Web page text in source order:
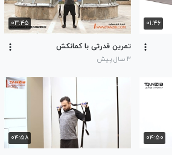
۰۱:۴۶ ۰۳:۴۵
تمرین قدرتی با کمانکش
۳ سال پیش
۰۴:۵۰ ۰۴:۵۸